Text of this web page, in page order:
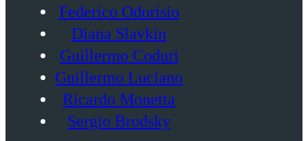
Federico Odorisio
Diana Slavkin
Guillermo Coduri
Guillermo Luciano
Ricardo Monetta
Sergio Brodsky